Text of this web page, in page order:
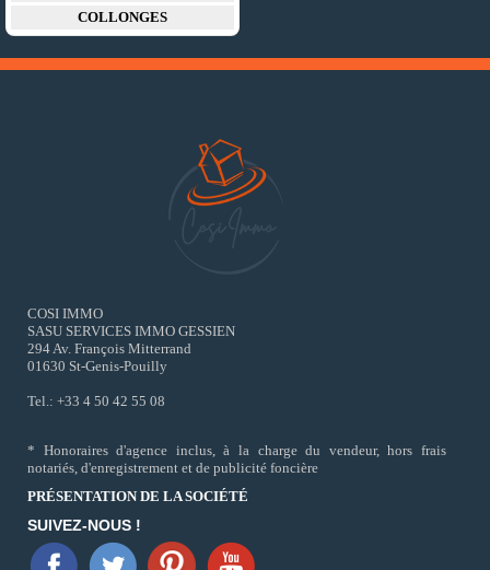
COLLONGES
COSI IMMO
SASU SERVICES IMMO GESSIEN
294 Av. François Mitterrand
01630 St-Genis-Pouilly
Tel.: +33 4 50 42 55 08
* Honoraires d'agence inclus, à la charge du vendeur, hors frais
notariés, d'enregistrement et de publicité foncière
PRÉSENTATION DE LA SOCIÉTÉ
SUIVEZ-NOUS !